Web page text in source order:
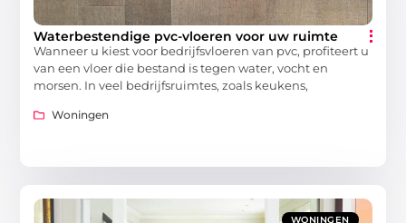
Waterbestendige pvc-vloeren voor uw ruimte
Wanneer u kiest voor bedrijfsvloeren van pvc, profiteert u
van een vloer die bestand is tegen water, vocht en
morsen. In veel bedrijfsruimtes, zoals keukens,
Woningen
WONINGEN